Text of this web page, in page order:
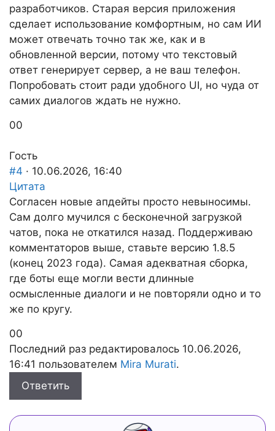
разработчиков. Старая версия приложения
сделает использование комфортным, но сам ИИ
может отвечать точно так же, как и в
обновленной версии, потому что текстовый
ответ генерирует сервер, а не ваш телефон.
Попробовать стоит ради удобного UI, но чуда от
самих диалогов ждать не нужно.
Голосуйте
палец
вниз.
0Голосуйте
палец
вверх.
0
Гость
#4 · 10.06.2026, 16:40
Цитата
Согласен новые апдейты просто невыносимы.
Сам долго мучился с бесконечной загрузкой
чатов, пока не откатился назад. Поддерживаю
комментаторов выше, ставьте версию 1.8.5
(конец 2023 года). Самая адекватная сборка,
где боты еще могли вести длинные
осмысленные диалоги и не повторяли одно и то
же по кругу.
Голосуйте
-
палец
вниз.
0Голосуйте
-
палец
вверх.
0
Последний раз редактировалось 10.06.2026,
16:41 пользователем Mira Murati.
Ответить